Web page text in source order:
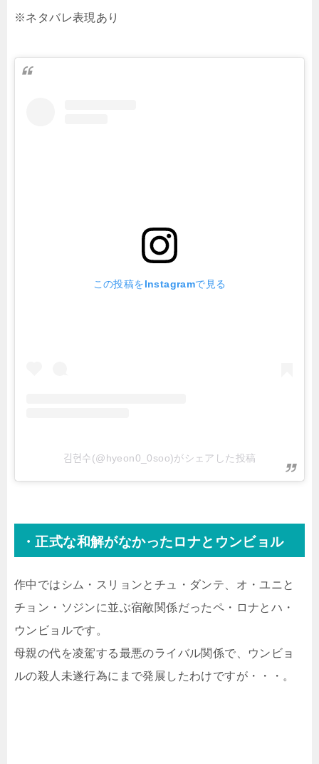
※ネタバレ表現あり
この投稿をInstagramで見る
김현수(@hyeon0_0soo)がシェアした投稿
・正式な和解がなかったロナとウンビョル
作中ではシム・スリョンとチュ・ダンテ、オ・ユニと
チョン・ソジンに並ぶ宿敵関係だったペ・ロナとハ・
ウンビョルです。
母親の代を凌駕する最悪のライバル関係で、ウンビョ
ルの殺人未遂行為にまで発展したわけですが・・・。